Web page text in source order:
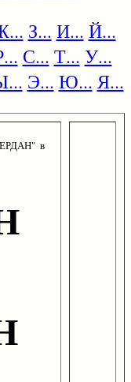
З... И... Й...
С... Т... У...
Э... Ю... Я...
в